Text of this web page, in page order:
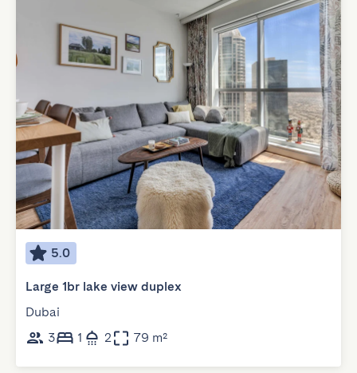
5.0
Large 1br lake view duplex
Dubai
3
1 2 79 m²